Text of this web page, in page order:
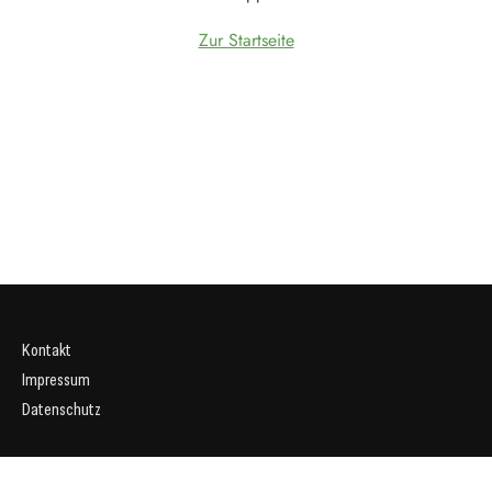
Zur Startseite
Kontakt
Impressum
Datenschutz